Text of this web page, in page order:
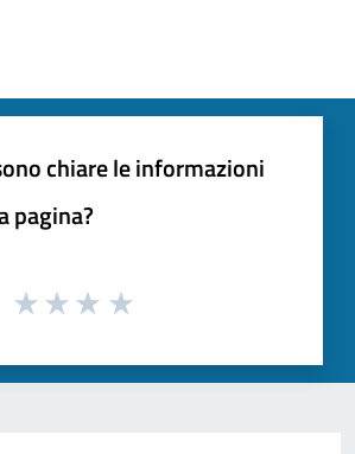
chiare le informazioni
pagina?